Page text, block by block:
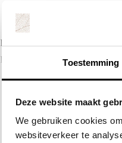
Toestemming
Deze website maakt
We gebruiken cookies
websiteverkeer te
Bolamberboom op stam -
Ball'
Zon, Halfschaduw
April, Mei
Afhankelijk van stamhoogte